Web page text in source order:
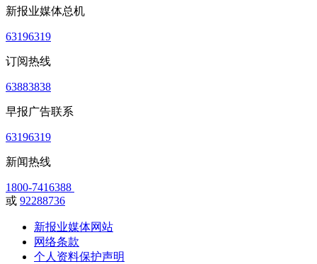
新报业媒体总机
63196319
订阅热线
63883838
早报广告联系
63196319
新闻热线
1800-7416388
或 92288736
新报业媒体网站
网络条款
个人资料保护声明